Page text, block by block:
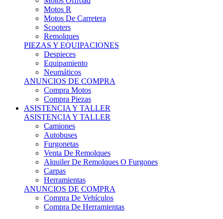
Motos R
Motos De Carretera
Scooters
Remolques
PIEZAS Y EQUIPACIONES
Despieces
Equipamiento
Neumáticos
ANUNCIOS DE COMPRA
Compra Motos
Compra Piezas
ASISTENCIA Y TALLER
ASISTENCIA Y TALLER
Camiones
Autobuses
Furgonetas
Venta De Remolques
Alquiler De Remolques O Furgones
Carpas
Herramientas
ANUNCIOS DE COMPRA
Compra De Vehículos
Compra De Herramientas